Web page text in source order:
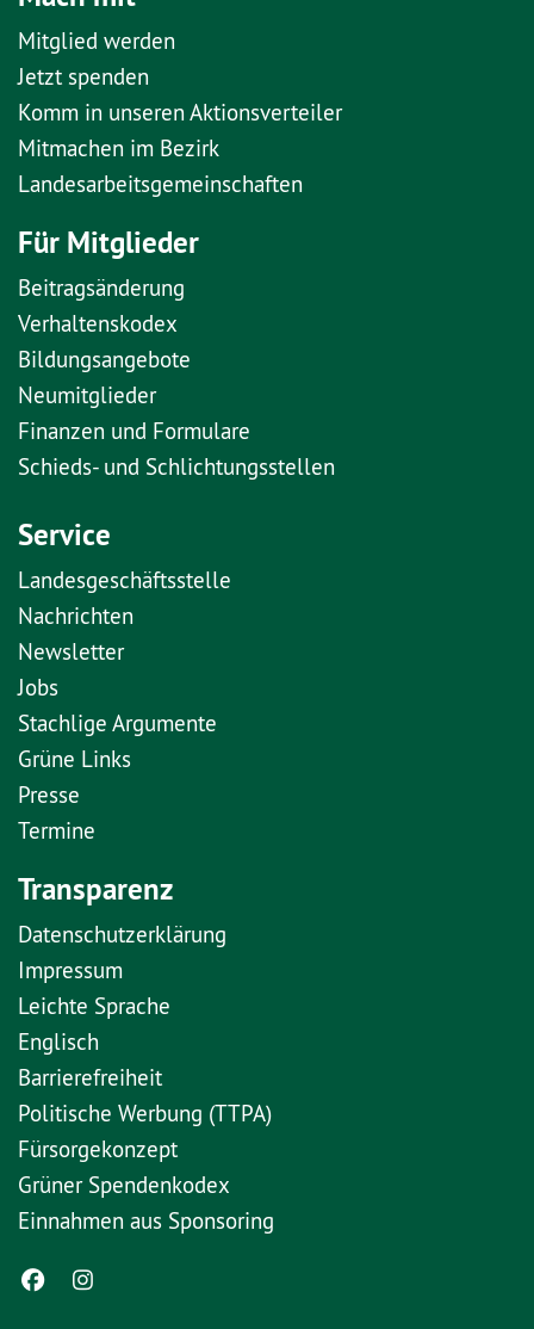
Mitglied werden
Jetzt spenden
Komm in unseren Aktionsverteiler
Mitmachen im Bezirk
Landesarbeitsgemeinschaften
Für Mitglieder
Beitragsänderung
Verhaltenskodex
Bildungsangebote
Neumitglieder
Finanzen und Formulare
Schieds- und Schlichtungsstellen
Service
Landesgeschäftsstelle
Nachrichten
Newsletter
Jobs
Stachlige Argumente
Grüne Links
Presse
Termine
Transparenz
Datenschutzerklärung
Impressum
Leichte Sprache
Englisch
Barrierefreiheit
Politische Werbung (TTPA)
Fürsorgekonzept
Grüner Spendenkodex
Einnahmen aus Sponsoring